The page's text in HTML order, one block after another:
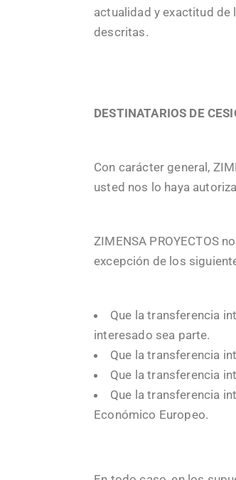
actualidad y exactitud
descritas.
DESTINATARIOS DE
Con carácter general,
usted nos lo haya
ZIMENSA PROYECTOS
excepción de los
Que la transferencia
interesado sea parte.
Que la transferencia
Que la transferencia
Que la transferencia
Económico Europeo.